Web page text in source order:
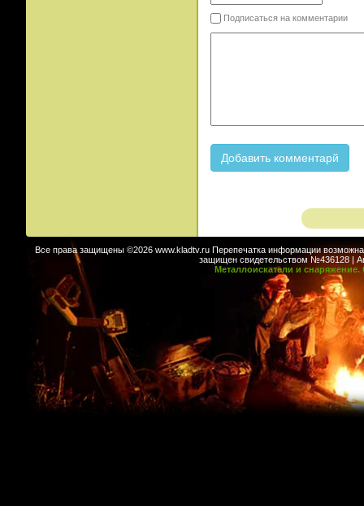
Подписаться на комментарии
Все права защищены ©2026 www.kladtv.ru Перепечатка информации возможна
защищен свидетельством №436128 |
Металлоискатели и